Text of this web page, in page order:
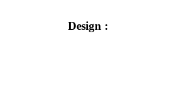
Design :